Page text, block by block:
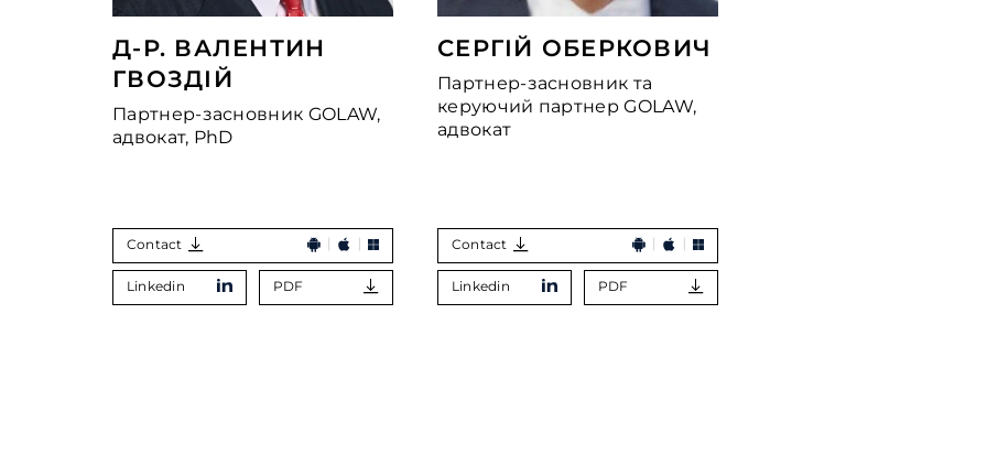
Д-Р. ВАЛЕНТИН
ГВОЗДІЙ
Партнер-засновник GOLAW,
адвокат, PhD
Contact
Linkedin PDF
СЕРГІЙ ОБЕРКОВИЧ
Партнер-засновник та
керуючий партнер GOLAW,
адвокат
Contact
Linkedin PDF